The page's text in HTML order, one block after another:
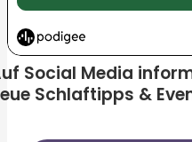
Social Media
Schlaftipps &